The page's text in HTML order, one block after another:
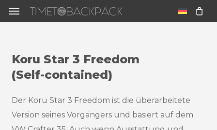
Skip
to
Menu
Koru Star 3 Freedom
(Self-contained)
Der Koru Star 3 Freedom ist die überarbeitete
Version seines Vorgängers und basiert auf dem